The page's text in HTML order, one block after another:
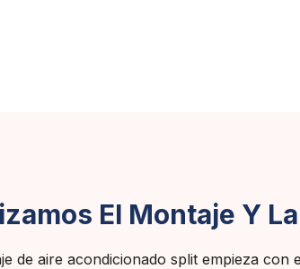
El Montaje Y
de aire acondicionado split empieza